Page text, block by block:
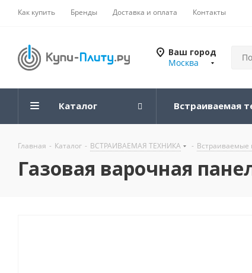
Как купить Бренды Доставка и оплата Контакты
Ваш город
Москва
Каталог Встраиваемая
Главная - Каталог - ВСТРАИВАЕМАЯ ТЕХНИКА - Встраиваемые
Газовая варочная